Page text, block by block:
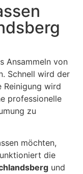
Ansammeln von
Schnell wird der
Reinigung wird
professionelle
zu
möchten,
die
und